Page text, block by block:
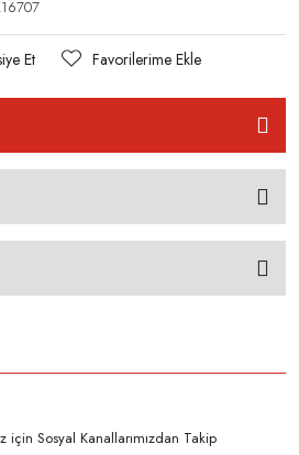
Et
Sosyal Kanallarımızdan Takip